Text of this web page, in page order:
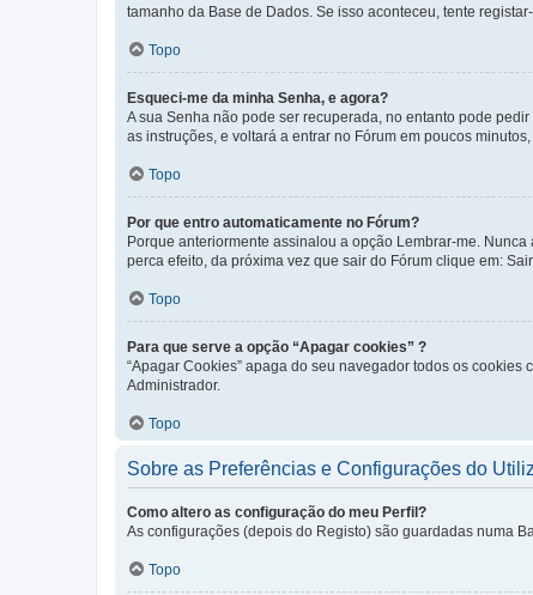
tamanho da Base de Dados. Se isso aconteceu, tente
Topo
Esqueci-me da minha Senha, e agora?
A sua Senha não pode ser recuperada, no entanto pode
as instruções, e voltará a entrar no Fórum em poucos
Topo
Por que entro automaticamente no Fórum?
Porque anteriormente assinalou a opção Lembrar-me.
perca efeito, da próxima vez que sair do Fórum clique em:
Topo
Para que serve a opção “Apagar cookies” ?
“Apagar Cookies” apaga do seu navegador todos os
Administrador.
Topo
Sobre as Preferências e Configurações do
Como altero as configuração do meu Perfil?
As configurações (depois do Registo) são guardadas numa
Topo